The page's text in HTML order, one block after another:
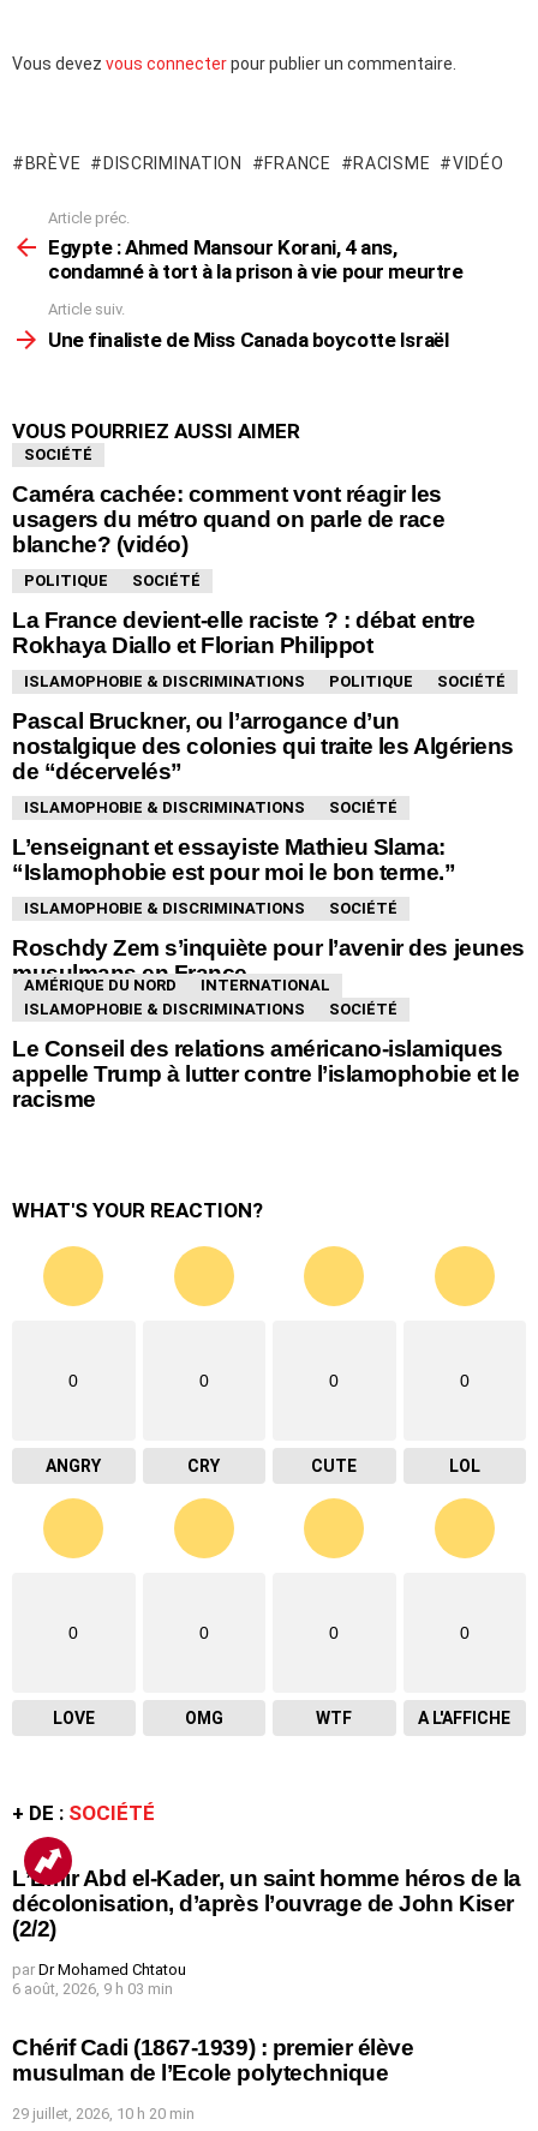
Laisser
Vous devez vous connecterpour publier un commentaire.
BRÈVE DISCRIMINATION FRANCE RACISME VIDÉO
voir
Article préc.
Egypte : Ahmed Mansour Korani, 4 ans,
condamné à tort à la prison à vie pour meurtre
Article suiv.
Une finaliste de Miss Canada boycotte Israël
VOUS POURRIEZ AUSSI AIMER
SOCIÉTÉ
Caméra cachée: comment vont réagir les
usagers du métro quand on parle de race
blanche? (vidéo)
POLITIQUE SOCIÉTÉ
La France devient-elle raciste ? : débat entre
Rokhaya Diallo et Florian Philippot
ISLAMOPHOBIE & DISCRIMINATIONS POLITIQUE SOCIÉTÉ
Pascal Bruckner, ou l’arrogance d’un
nostalgique des colonies qui traite les Algériens
de “décervelés”
ISLAMOPHOBIE & DISCRIMINATIONS SOCIÉTÉ
L’enseignant et essayiste Mathieu Slama:
“Islamophobie est pour moi le bon terme.”
ISLAMOPHOBIE & DISCRIMINATIONS SOCIÉTÉ
Roschdy Zem s’inquiète pour l’avenir des jeunes
musulmans en France
AMÉRIQUE DU NORD
INTERNATIONAL
ISLAMOPHOBIE & DISCRIMINATIONS
SOCIÉTÉ
Le Conseil des relations américano-islamiques
appelle Trump à lutter contre l’islamophobie et le
racisme
WHAT'S YOUR REACTION?
0
ANGRY
0
CRY
0
CUTE
0
LOL
0
LOVE
0
OMG
0
WTF
0
A L'AFFICHE
+ DE : SOCIÉTÉ
L’Emir Abd el-Kader, un saint homme héros de la
décolonisation, d’après l’ouvrage de John Kiser
(2/2)
par Dr Mohamed Chtatou
6 août, 2026, 9 h 03 min
Chérif Cadi (1867-1939) : premier élève
musulman de l’Ecole polytechnique
29 juillet, 2026, 10 h 20 min